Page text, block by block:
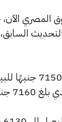
للشراء.